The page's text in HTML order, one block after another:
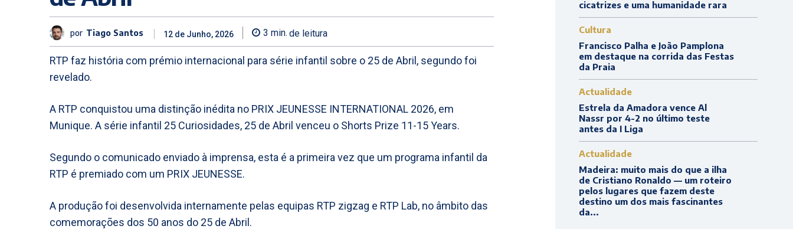
por Tiago Santos 12 de Junho, 2026 3 min. de leitura
RTP faz história com prémio internacional para série infantil sobre o 25 de Abril, segundo foi
revelado.
A RTP conquistou uma distinção inédita no PRIX JEUNESSE INTERNATIONAL 2026, em
Munique. A série infantil 25 Curiosidades, 25 de Abril venceu o Shorts Prize 11-15 Years.
Segundo o comunicado enviado à imprensa, esta é a primeira vez que um programa infantil da
RTP é premiado com um PRIX JEUNESSE.
A produção foi desenvolvida internamente pelas equipas RTP zigzag e RTP Lab, no âmbito das
comemorações dos 50 anos do 25 de Abril.
cicatrizes e uma humanidade rara
Cultura
Francisco Palha e João Pamplona
em destaque na corrida das Festas
da Praia
Actualidade
Estrela da Amadora vence Al
Nassr por 4-2 no último teste
antes da I Liga
Actualidade
Madeira: muito mais do que a ilha
de Cristiano Ronaldo — um roteiro
pelos lugares que fazem deste
destino um dos mais fascinantes
da...